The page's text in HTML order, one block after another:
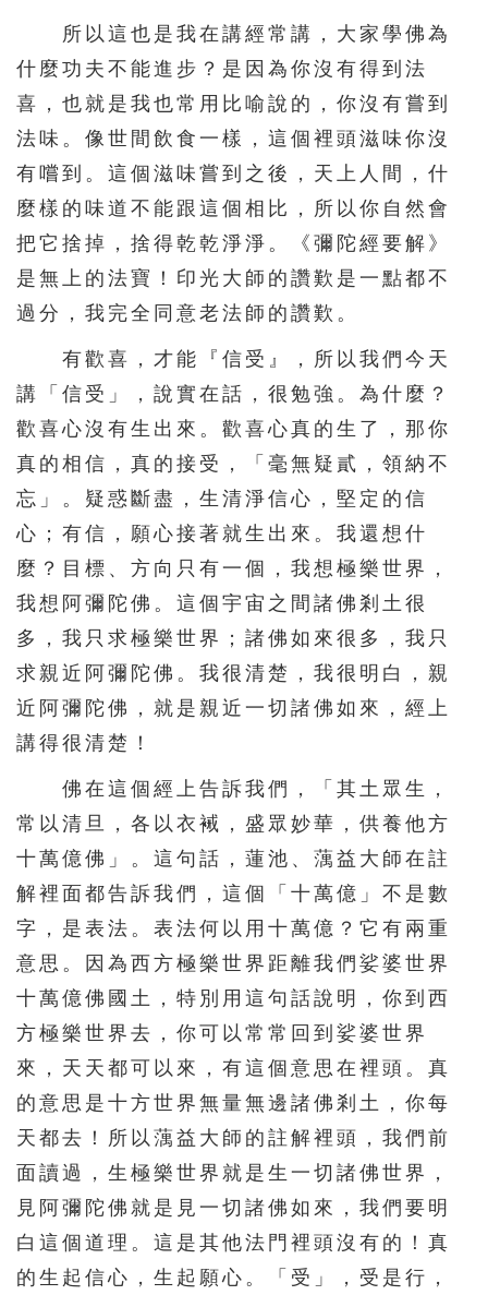
所以這也是我在講經常講，大家學佛為
什麼功夫不能進步？是因為你沒有得到法
喜，也就是我也常用比喻說的，你沒有嘗到
法味。像世間飲食一樣，這個裡頭滋味你沒
有嚐到。這個滋味嘗到之後，天上人間，什
麼樣的味道不能跟這個相比，所以你自然會
把它捨掉，捨得乾乾淨淨。《彌陀經要解》
是無上的法寶！印光大師的讚歎是一點都不
過分，我完全同意老法師的讚歎。
有歡喜，才能『信受』，所以我們今天
講「信受」，說實在話，很勉強。為什麼？
歡喜心沒有生出來。歡喜心真的生了，那你
真的相信，真的接受，「毫無疑貳，領納不
忘」。疑惑斷盡，生清淨信心，堅定的信
心；有信，願心接著就生出來。我還想什
麼？目標、方向只有一個，我想極樂世界，
我想阿彌陀佛。這個宇宙之間諸佛剎土很
多，我只求極樂世界；諸佛如來很多，我只
求親近阿彌陀佛。我很清楚，我很明白，親
近阿彌陀佛，就是親近一切諸佛如來，經上
講得很清楚！
佛在這個經上告訴我們，「其土眾生，
常以清旦，各以衣裓，盛眾妙華，供養他方
十萬億佛」。這句話，蓮池、蕅益大師在註
解裡面都告訴我們，這個「十萬億」不是數
字，是表法。表法何以用十萬億？它有兩重
意思。因為西方極樂世界距離我們娑婆世界
十萬億佛國土，特別用這句話說明，你到西
方極樂世界去，你可以常常回到娑婆世界
來，天天都可以來，有這個意思在裡頭。真
的意思是十方世界無量無邊諸佛剎土，你每
天都去！所以蕅益大師的註解裡頭，我們前
面讀過，生極樂世界就是生一切諸佛世界，
見阿彌陀佛就是見一切諸佛如來，我們要明
白這個道理。這是其他法門裡頭沒有的！真
的生起信心，生起願心。「受」，受是行，